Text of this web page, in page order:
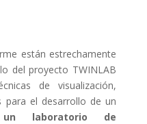
están estrechamente
del proyecto TWINLAB
de visualización,
para el desarrollo de un
laboratorio de